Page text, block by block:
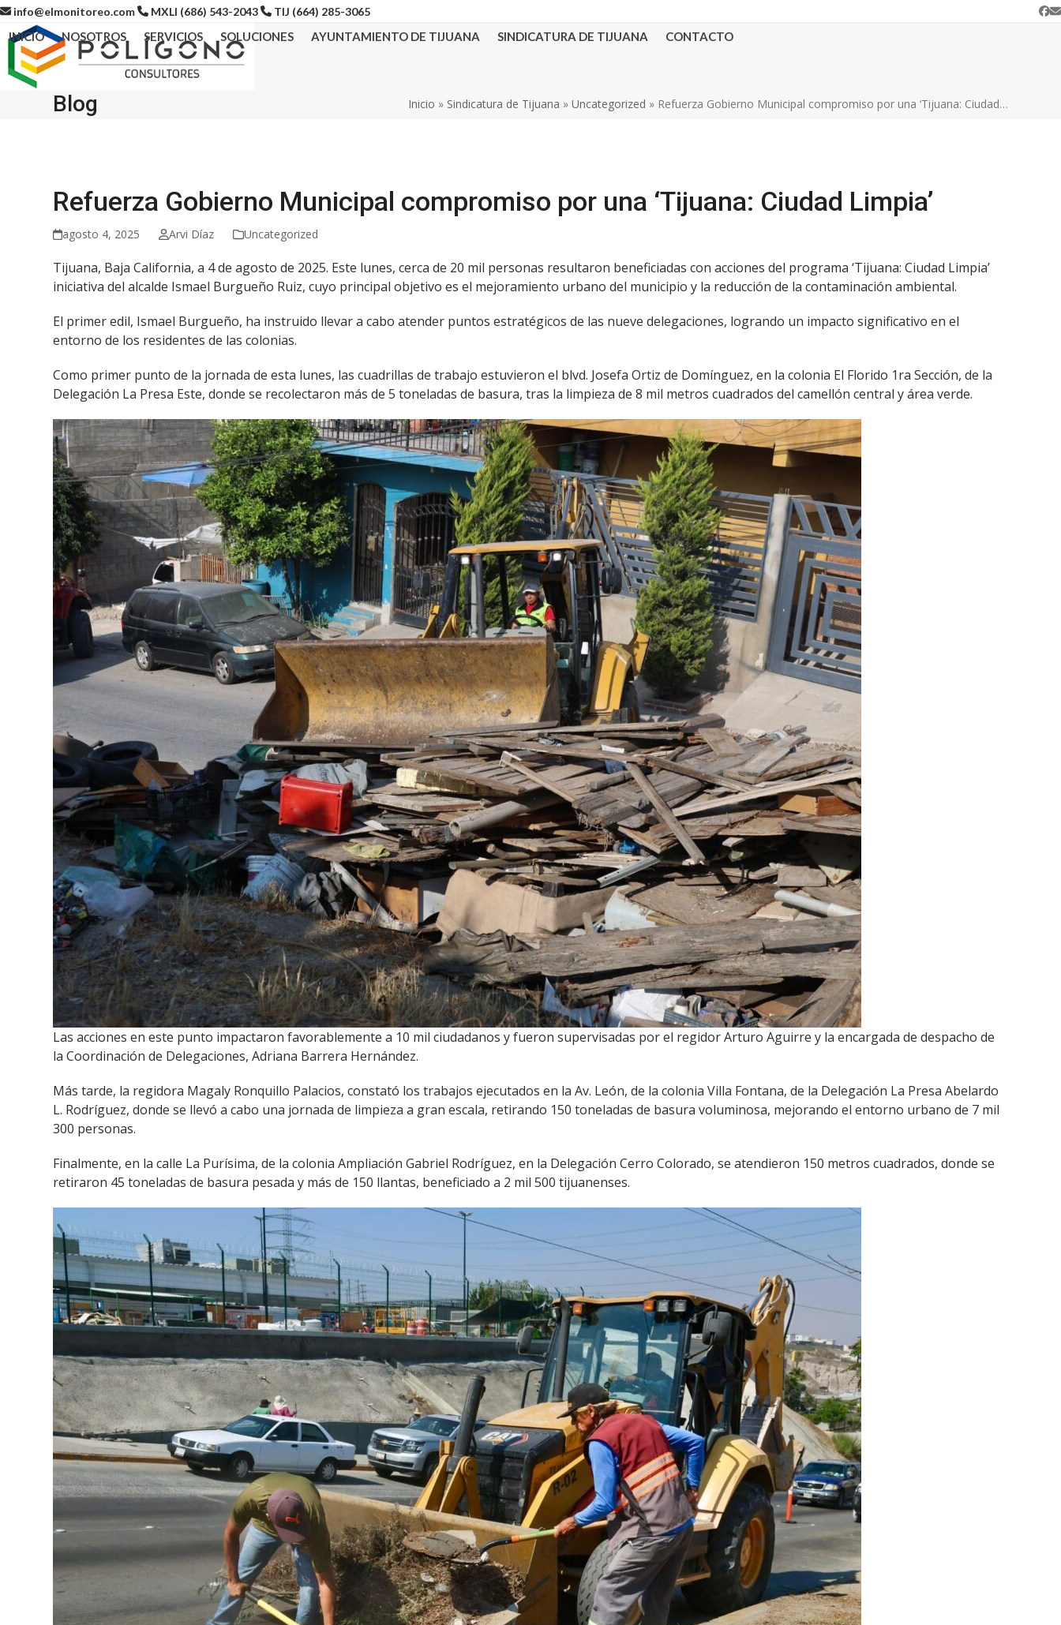
Skip
content
info@elmonitoreo.com MXLI (686) 543-2043 TIJ (664) 285-3065
INICIO NOSOTROS SERVICIOS SOLUCIONES AYUNTAMIENTO DE TIJUANA SINDICATURA DE TIJUANA CONTACTO
Blog Inicio » Sindicatura de Tijuana » Uncategorized » Refuerza Gobierno Municipal compromiso por una ‘Tijuana: Ciudad…
Refuerza Gobierno Municipal compromiso por una ‘Tijuana: Ciudad Limpia’
agosto 4, 2025 Arvi Díaz Uncategorized
Tijuana, Baja California, a 4 de agosto de 2025. Este lunes, cerca de 20 mil personas resultaron beneficiadas con acciones del programa ‘Tijuana: Ciudad Limpia’
iniciativa del alcalde Ismael Burgueño Ruiz, cuyo principal objetivo es el mejoramiento urbano del municipio y la reducción de la contaminación ambiental.
El primer edil, Ismael Burgueño, ha instruido llevar a cabo atender puntos estratégicos de las nueve delegaciones, logrando un impacto significativo en el
entorno de los residentes de las colonias.
Como primer punto de la jornada de esta lunes, las cuadrillas de trabajo estuvieron el blvd. Josefa Ortiz de Domínguez, en la colonia El Florido 1ra Sección, de la
Delegación La Presa Este, donde se recolectaron más de 5 toneladas de basura, tras la limpieza de 8 mil metros cuadrados del camellón central y área verde.
Las acciones en este punto impactaron favorablemente a 10 mil ciudadanos y fueron supervisadas por el regidor Arturo Aguirre y la encargada de despacho de
la Coordinación de Delegaciones, Adriana Barrera Hernández.
Más tarde, la regidora Magaly Ronquillo Palacios, constató los trabajos ejecutados en la Av. León, de la colonia Villa Fontana, de la Delegación La Presa Abelardo
L. Rodríguez, donde se llevó a cabo una jornada de limpieza a gran escala, retirando 150 toneladas de basura voluminosa, mejorando el entorno urbano de 7 mil
300 personas.
Finalmente, en la calle La Purísima, de la colonia Ampliación Gabriel Rodríguez, en la Delegación Cerro Colorado, se atendieron 150 metros cuadrados, donde se
retiraron 45 toneladas de basura pesada y más de 150 llantas, beneficiado a 2 mil 500 tijuanenses.